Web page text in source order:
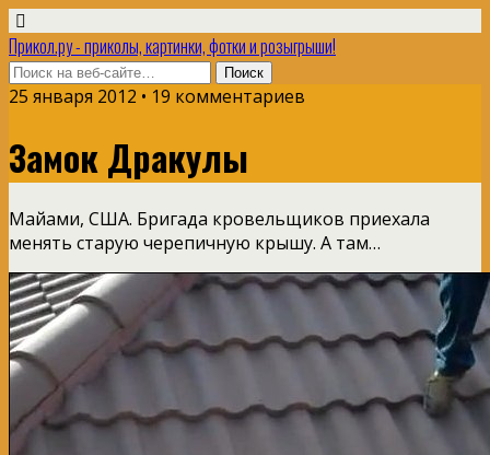
Прикол.ру - приколы, картинки, фотки и розыгрыши!
25 января 2012 • 19 комментариев
Замок Дракулы
Майами, США. Бригада кровельщиков приехала
менять старую черепичную крышу. А там…